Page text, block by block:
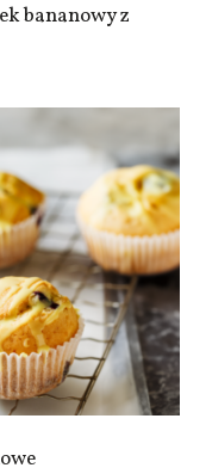
bananowy z